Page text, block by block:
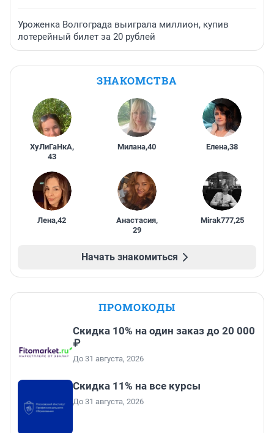
Уроженка Волгограда выиграла миллион, купив
лотерейный билет за 20 рублей
ЗНАКОМСТВА
ХуЛиГаНкА,
43
Милана,40 Елена,38
Лена,42 Анастасия,
29
Mirak777,25
Начать знакомиться
ПРОМОКОДЫ
Скидка 10% на один заказ до 20 000
₽
До 31 августа, 2026
Скидка 11% на все курсы
До 31 августа, 2026